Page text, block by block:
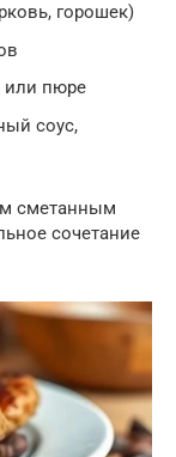
горошек)
или пюре
соус,
сметанным
сочетание